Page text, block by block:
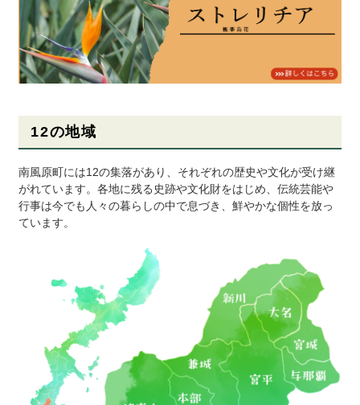
12の地域
南風原町には12の集落があり、それぞれの歴史や文化が受け継
がれています。各地に残る史跡や文化財をはじめ、伝統芸能や
行事は今でも人々の暮らしの中で息づき、鮮やかな個性を放っ
ています。